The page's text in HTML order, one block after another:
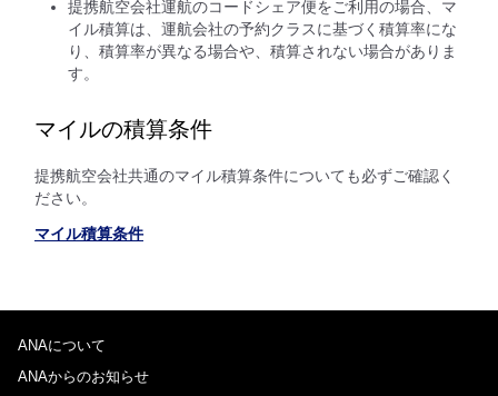
提携航空会社運航のコードシェア便をご利用の場合、マ
イル積算は、運航会社の予約クラスに基づく積算率にな
り、積算率が異なる場合や、積算されない場合がありま
す。
マイルの積算条件
提携航空会社共通のマイル積算条件についても必ずご確認く
ださい。
マイル積算条件
ANAについて
ANAからのお知らせ